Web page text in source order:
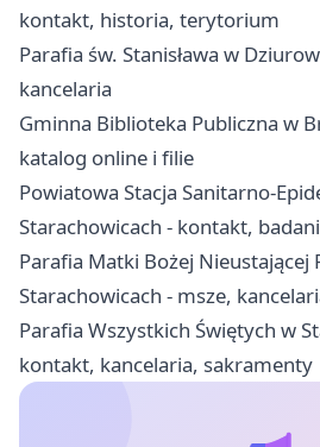
kontakt, historia, terytorium
Parafia św. Stanisława w
kancelaria
Gminna Biblioteka Publiczna w
katalog online i filie
Powiatowa Stacja Sanitarno-
Starachowicach - kontakt,
Parafia Matki Bożej Nieustającej
Starachowicach - msze,
Parafia Wszystkich Świętych w
kontakt, kancelaria, sakramenty